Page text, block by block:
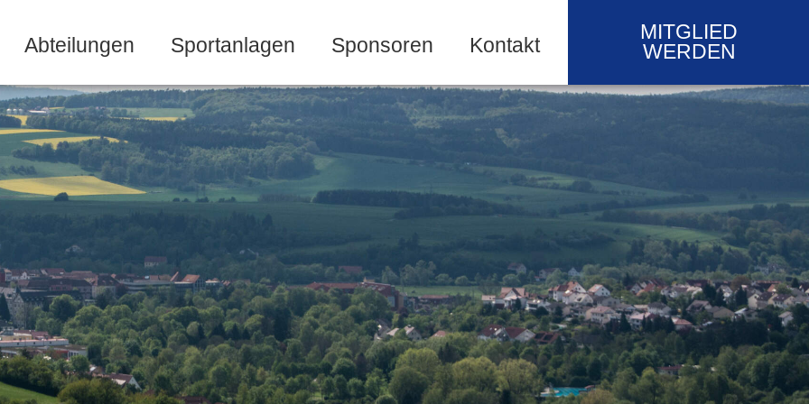
Abteilungen Sportanlagen Sponsoren Kontakt
MITGLIED
WERDEN